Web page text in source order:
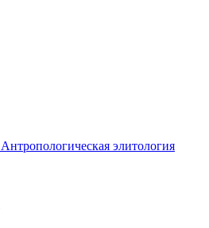
Антропологическая элитология